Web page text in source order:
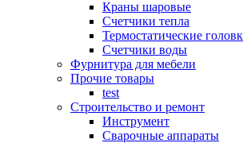
Краны шаровые
Счетчики тепла
Термоcтатические
Счетчики воды
Фурнитура для мебели
Прочие товары
test
Строительство и ремонт
Инструмент
Сварочные аппараты